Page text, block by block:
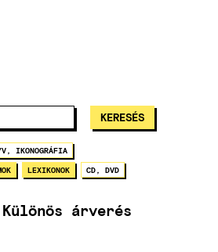
IKONOGRÁFIA
LEXIKONOK CD, DVD
árverés